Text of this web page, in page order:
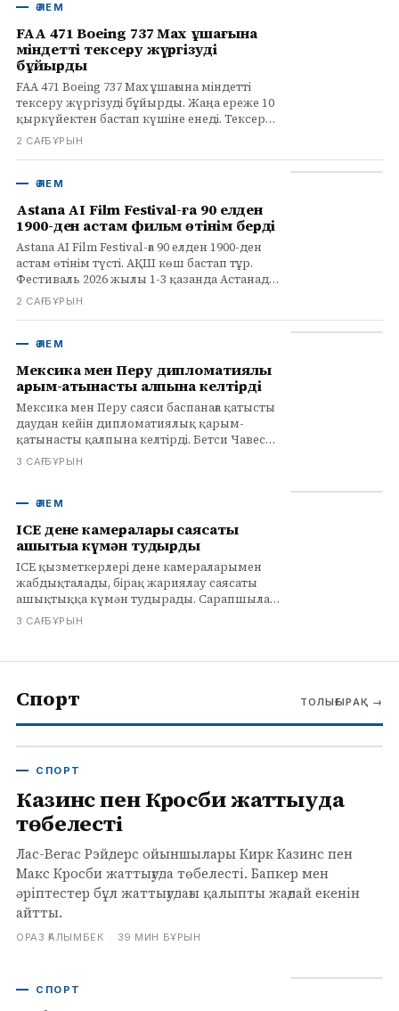
ӘЛЕМ
FAA 471 Boeing 737 Max ұшағына
міндетті тексеру жүргізуді
бұйырды
FAA 471 Boeing 737 Max ұшағына міндетті
тексеру жүргізуді бұйырды. Жаңа ереже 10
қыркүйектен бастап күшіне енеді. Тексеру
ескі үлгілердегі жарықтарға байланысты.
2 САҒ БҰРЫН
ӘЛЕМ
Astana AI Film Festival-ға 90 елден
1900-ден астам фильм өтінім берді
Astana AI Film Festival-ға 90 елден 1900-ден
астам өтінім түсті. АҚШ көш бастап тұр.
Фестиваль 2026 жылы 1-3 қазанда Астанада
өтеді.
2 САҒ БҰРЫН
ӘЛЕМ
Мексика мен Перу дипломатиялық
қарым-қатынасты қалпына келтірді
Мексика мен Перу саяси баспанаға қатысты
даудан кейін дипломатиялық қарым-
қатынасты қалпына келтірді. Бетси Чавеске
қауіпсіз жол беріліп, Мексикаға кетті, ал Перу
3 САҒ БҰРЫН
ӘЛЕМ
ICE дене камералары саясаты
ашықтыққа күмән тудырды
ICE қызметкерлері дене камераларымен
жабдықталады, бірақ жариялау саясаты
ашықтыққа күмән тудырады. Сарапшылар
агенттік мүддесіне сай ғана кадрларды
3 САҒ БҰРЫН
Спорт ТОЛЫҒЫРАҚ →
СПОРТ
Казинс пен Кросби жаттығуда
төбелесті
Лас-Вегас Рэйдерс ойыншылары Кирк Казинс пен
Макс Кросби жаттығуда төбелесті. Бапкер мен
әріптестер бұл жаттығудағы қалыпты жағдай екенін
айтты.
ОРАЗ ҒАЛЫМБЕК · 39 МИН БҰРЫН
СПОРТ